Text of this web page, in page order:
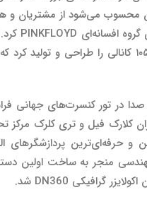
محسوب می‌شود از مشتریان
۸. و ۲ تراک را به‌طور مجزا فراهم می‌کرد. در سال
حرفه‌ای‌ترین پردازشگرهای